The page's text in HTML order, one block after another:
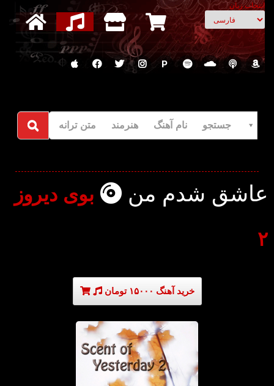
انتخاب زبان
P
جستجو نام آهنگ هنرمند متن ترانه
عاشق شدم من بوی دیروز
۲
خرید آهنگ ۱۵۰۰۰ تومان